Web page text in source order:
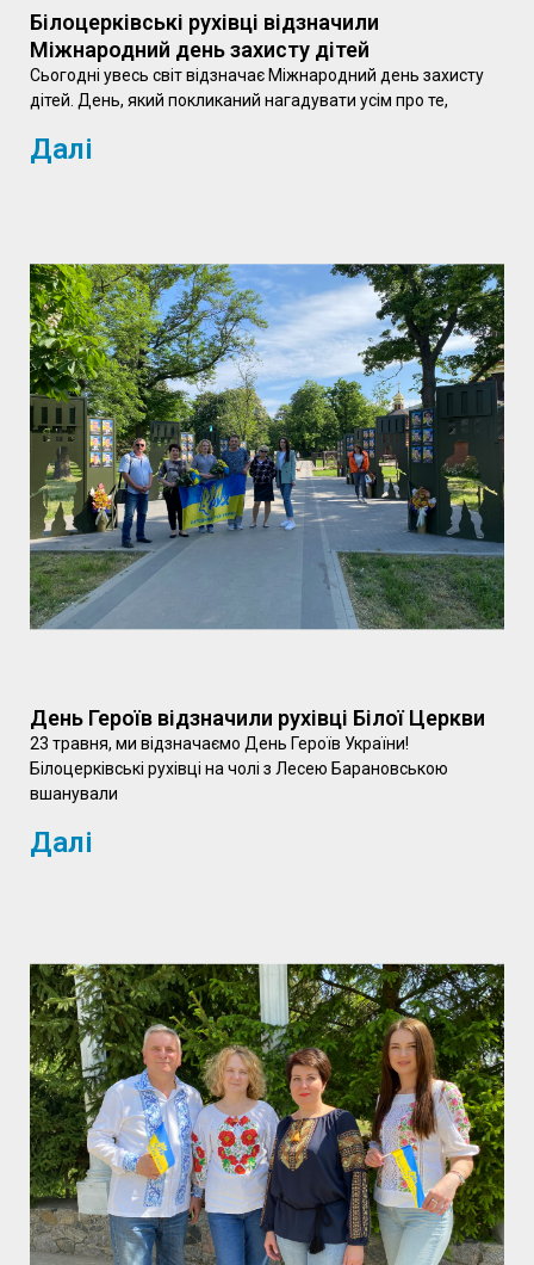
Білоцерківські рухівці відзначили
Міжнародний день захисту дітей
Сьогодні увесь світ відзначає Міжнародний день захисту
дітей. День, який покликаний нагадувати усім про те,
Далі
День Героїв відзначили рухівці Білої Церкви
23 травня, ми відзначаємо День Героїв України!
Білоцерківські рухівці на чолі з Лесею Барановською
вшанували
Далі